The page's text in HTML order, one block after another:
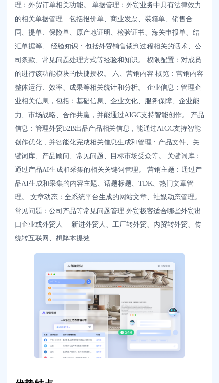
理：外贸订单相关功能。 单据管理：外贸业务中具有法律效力
的相关单据管理，包括报价单、商业发票、装箱单、销售合
同、提单、保险单、原产地证明、检验证书、海关申报单、结
汇单据等。 经验知识：包括外贸销售谈判过程相关的话术、公
司条款、常见问题处理方式等经验和知识。 权限配置：对成员
的进行该功能模块的快捷授权。 六、营销内容 概览：营销内容
整体运行、效率、成果等相关统计和分析。 企业信息：管理企
业相关信息，包括：基础信息、企业文化、服务保障、企业能
力、市场战略、合作共赢，并能通过AIGC支持智能创作。 产品
信息：管理外贸B2B出品产品相关信息，能通过AIGC支持智能
创作优化，并智能化完成相关信息生成和管理：产品文件、关
键词库、产品顾问、常见问题、目标市场受众等。 关键词库：
通过产品AI生成和采集的相关关键词管理。 营销主题：通过产
品AI生成和采集的内容主题、话题标题、TDK、热门文章管
理。 文章动态：全系统平台生成的网站文章、社媒动态管理。
常见问题：公司产品等常见问题管理 外贸极客适合哪些外贸出
口企业或外贸人： 新进外贸人、工厂转外贸、内贸转外贸、传
统转互联网、想降本提效